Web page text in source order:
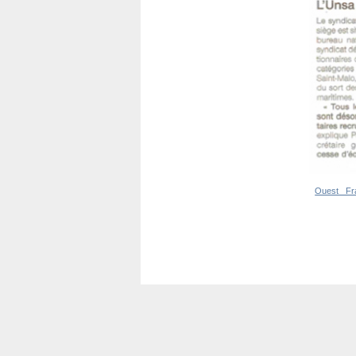
Ouest